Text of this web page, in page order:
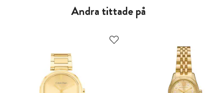
Andra tittade på